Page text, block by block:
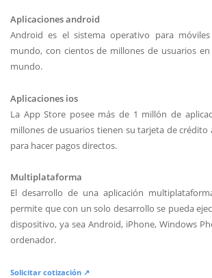
Aplicaciones android
Android es el sistema operativo para
mundo, con cientos de millones de usuarios
mundo.
Aplicaciones ios
La App Store posee más de 1 millón de
millones de usuarios tienen su tarjeta de crédito
para hacer pagos directos.
Multiplataforma
El desarrollo de una aplicación
permite que con un solo desarrollo se pueda
dispositivo, ya sea Android, iPhone, Windows
ordenador.
Solicitar cotización ↗